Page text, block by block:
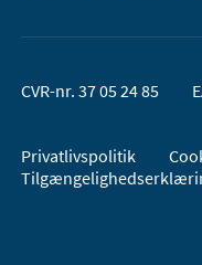
CVR-nr. 37 05 24 85
Privatlivspolitik